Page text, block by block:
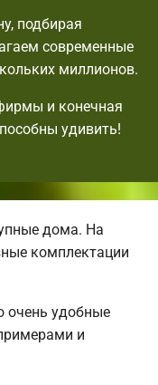
подбирая
современные
миллионов.
и конечная
удивить!
дома. На
комплектации
очень удобные
и